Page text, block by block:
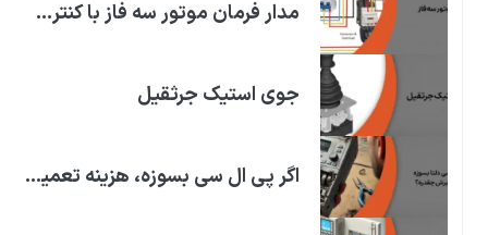
مدار فرمان موتور سه فاز با کنترل فاز
جوی استیک جرثقیل
اگر پی ال سی بسوزه، هزینه تعمیرش چقدره؟